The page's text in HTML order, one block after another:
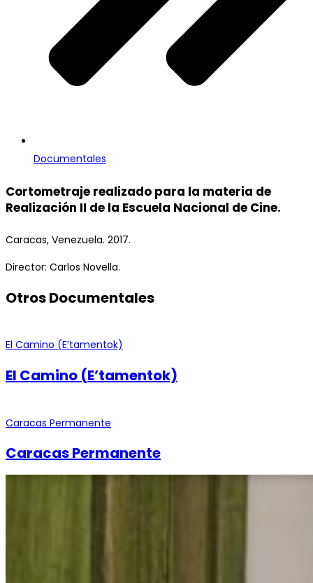
Documentales
Cortometraje realizado para la materia de
Realización II de la Escuela Nacional de Cine.
Caracas, Venezuela. 2017.
Director: Carlos Novella.
Otros Documentales
El Camino (E’tamentok)
El Camino (E’tamentok)
Caracas Permanente
Caracas Permanente